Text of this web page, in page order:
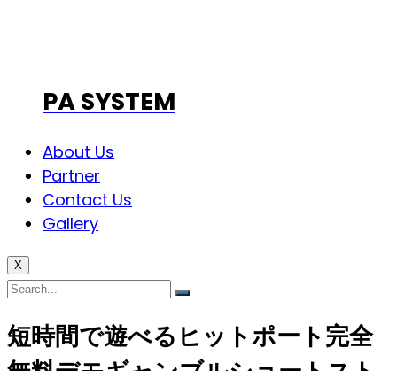
PA SYSTEM
About Us
Partner
Contact Us
Gallery
X
短時間で遊べるヒットポート完全